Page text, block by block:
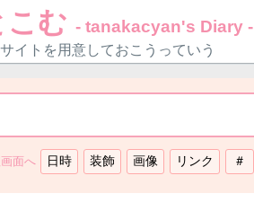
こむ - tanakacyan's Diary -
イトを用意しておこうっていう
面へ